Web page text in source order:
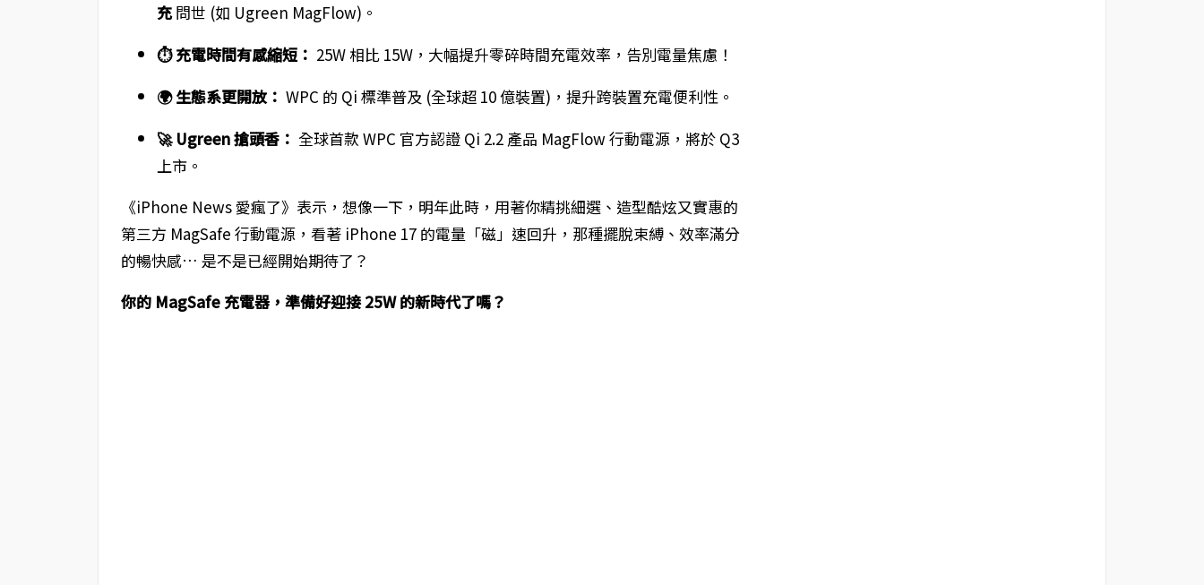
充問世 (如 Ugreen MagFlow)。
⏱️ 充電時間有感縮短： 25W 相比 15W，大幅提升零碎時間充電效率，告別電量焦慮！
🌍 生態系更開放： WPC 的 Qi 標準普及 (全球超 10 億裝置)，提升跨裝置充電便利性。
🚀 Ugreen 搶頭香： 全球首款 WPC 官方認證 Qi 2.2 產品 MagFlow 行動電源，將於 Q3
上市。
《iPhone News 愛瘋了》表示，想像一下，明年此時，用著你精挑細選、造型酷炫又實惠的
第三方 MagSafe 行動電源，看著 iPhone 17 的電量「磁」速回升，那種擺脫束縛、效率滿分
的暢快感… 是不是已經開始期待了？
你的 MagSafe 充電器，準備好迎接 25W 的新時代了嗎？